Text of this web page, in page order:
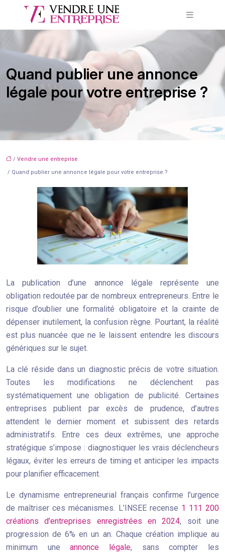
Quand publier une annonce
légale pour votre entreprise ?
/ Vendre une entreprise
/ Quand publier une annonce légale pour votre entreprise ?
La publication d’une annonce légale représente une
obligation redoutée par de nombreux entrepreneurs. Entre le
risque d’oublier une formalité obligatoire et la crainte de
dépenser inutilement, la confusion règne. Pourtant, la réalité
est plus nuancée que ne le laissent entendre les discours
génériques sur le sujet.
La clé réside dans un diagnostic précis de votre situation.
Toutes les modifications ne déclenchent pas
systématiquement une obligation de publicité. Certaines
entreprises publient par excès de prudence, d’autres
attendent le dernier moment et subissent des retards
administratifs. Entre ces deux extrêmes, une approche
stratégique s’impose : diagnostiquer les vrais déclencheurs
légaux, éviter les erreurs de timing et anticiper les impacts
pour planifier efficacement.
Le dynamisme entrepreneurial français confirme l’urgence
de maîtriser ces mécanismes. L’INSEE recense 1 111 200
créations d’entreprises enregistrées en 2024, soit une
progression de 6% en un an. Chaque création implique au
minimum uneannonce légale, sans compter les